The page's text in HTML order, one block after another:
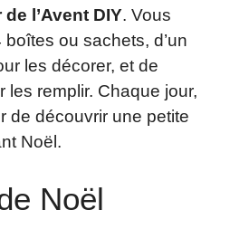
l’Avent DIY. Vous
ou sachets, d’un
les décorer, et de
les remplir. Chaque jour,
de découvrir une petite
Noël.
Noël